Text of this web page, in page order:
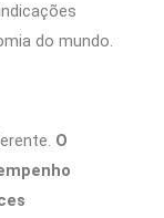
do mundo.
O